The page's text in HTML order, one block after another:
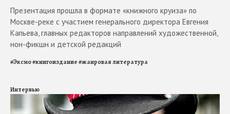
Презентация прошла в формате «книжного круиза» по
Москве-реке с участием генерального директора Евгения
Капьева, главных редакторов направлений художественной,
нон-фикшн и детской редакций
#Эксмо#книгоиздание#жанровая литература
Интервью